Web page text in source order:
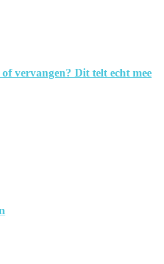
vervangen? Dit telt echt mee